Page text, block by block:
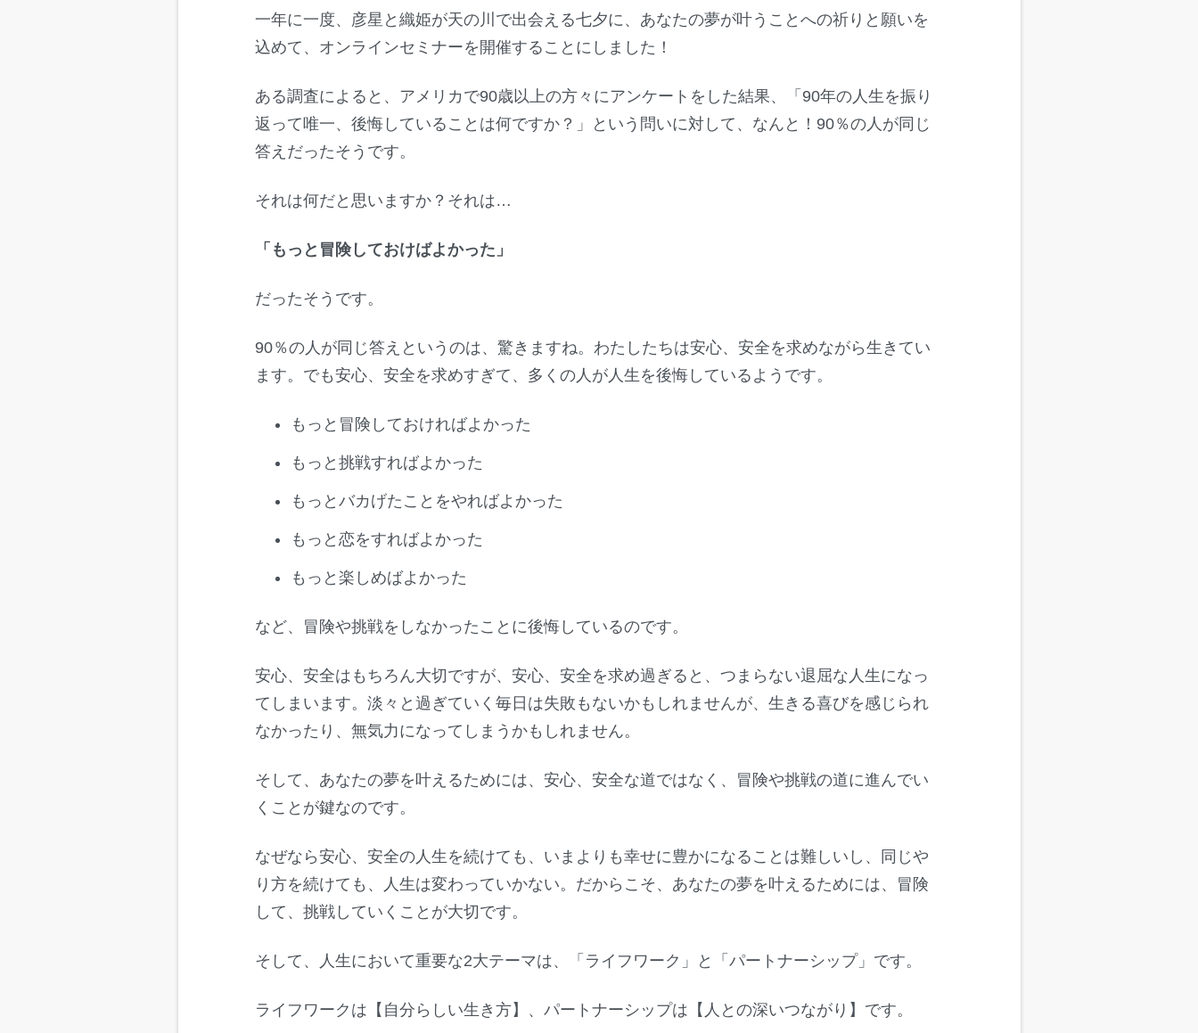
一年に一度、彦星と織姫が天の川で出会える七夕に、あなたの夢が叶うことへの祈りと願いを
込めて、オンラインセミナーを開催することにしました！
ある調査によると、アメリカで90歳以上の方々にアンケートをした結果、「90年の人生を振り
返って唯一、後悔していることは何ですか？」という問いに対して、なんと！90％の人が同じ
答えだったそうです。
それは何だと思いますか？それは…
「もっと冒険しておけばよかった」
だったそうです。
90％の人が同じ答えというのは、驚きますね。わたしたちは安心、安全を求めながら生きてい
ます。でも安心、安全を求めすぎて、多くの人が人生を後悔しているようです。
もっと冒険しておければよかった
もっと挑戦すればよかった
もっとバカげたことをやればよかった
もっと恋をすればよかった
もっと楽しめばよかった
など、冒険や挑戦をしなかったことに後悔しているのです。
安心、安全はもちろん大切ですが、安心、安全を求め過ぎると、つまらない退屈な人生になっ
てしまいます。淡々と過ぎていく毎日は失敗もないかもしれませんが、生きる喜びを感じられ
なかったり、無気力になってしまうかもしれません。
そして、あなたの夢を叶えるためには、安心、安全な道ではなく、冒険や挑戦の道に進んでい
くことが鍵なのです。
なぜなら安心、安全の人生を続けても、いまよりも幸せに豊かになることは難しいし、同じや
り方を続けても、人生は変わっていかない。だからこそ、あなたの夢を叶えるためには、冒険
して、挑戦していくことが大切です。
そして、人生において重要な2大テーマは、「ライフワーク」と「パートナーシップ」です。
ライフワークは【自分らしい生き方】、パートナーシップは【人との深いつながり】です。